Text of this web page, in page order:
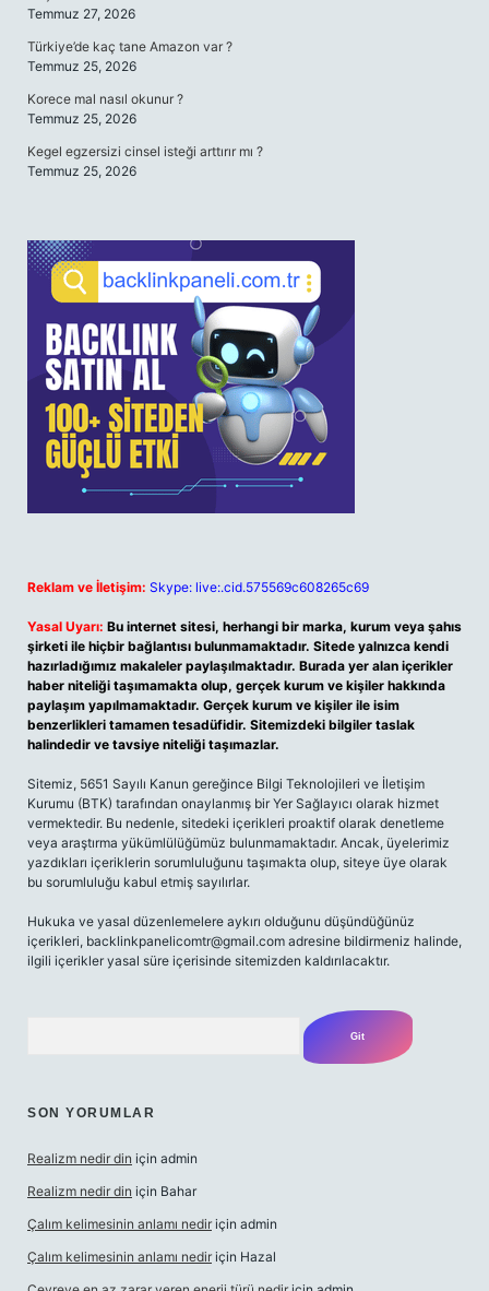
Temmuz 27, 2026
Türkiye’de kaç tane Amazon var ?
Temmuz 25, 2026
Korece mal nasıl okunur ?
Temmuz 25, 2026
Kegel egzersizi cinsel isteği arttırır mı ?
Temmuz 25, 2026
Reklam ve İletişim: Skype: live:.cid.575569c608265c69
Yasal Uyarı: Bu internet sitesi, herhangi bir marka, kurum veya şahıs
şirketi ile hiçbir bağlantısı bulunmamaktadır. Sitede yalnızca kendi
hazırladığımız makaleler paylaşılmaktadır. Burada yer alan içerikler
haber niteliği taşımamakta olup, gerçek kurum ve kişiler hakkında
paylaşım yapılmamaktadır. Gerçek kurum ve kişiler ile isim
benzerlikleri tamamen tesadüfidir. Sitemizdeki bilgiler taslak
halindedir ve tavsiye niteliği taşımazlar.
Sitemiz, 5651 Sayılı Kanun gereğince Bilgi Teknolojileri ve İletişim
Kurumu (BTK) tarafından onaylanmış bir Yer Sağlayıcı olarak hizmet
vermektedir. Bu nedenle, sitedeki içerikleri proaktif olarak denetleme
veya araştırma yükümlülüğümüz bulunmamaktadır. Ancak, üyelerimiz
yazdıkları içeriklerin sorumluluğunu taşımakta olup, siteye üye olarak
bu sorumluluğu kabul etmiş sayılırlar.
Hukuka ve yasal düzenlemelere aykırı olduğunu düşündüğünüz
içerikleri, backlinkpanelicomtr@gmail.com adresine bildirmeniz halinde,
ilgili içerikler yasal süre içerisinde sitemizden kaldırılacaktır.
SON YORUMLAR
Realizm nedir din için admin
Realizm nedir din için Bahar
Çalım kelimesinin anlamı nedir için admin
Çalım kelimesinin anlamı nedir için Hazal